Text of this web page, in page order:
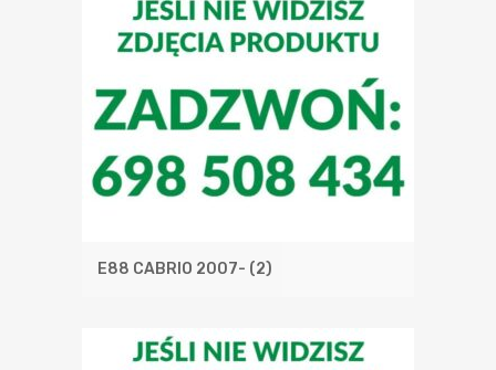
E88 CABRIO 2007- (2)